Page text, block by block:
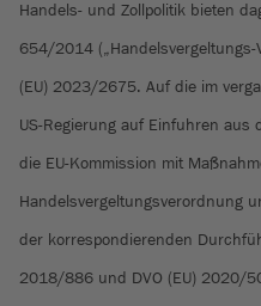
Handels- und Zollpolitik bieten
654/2014
(EU) 2023/2675. Auf die im
US-Regierung auf Einfuhren aus
die EU-Kommission mit
Handelsvergeltungsverordnung
der korrespondierenden
2018/886 und DVO (EU) 2020/